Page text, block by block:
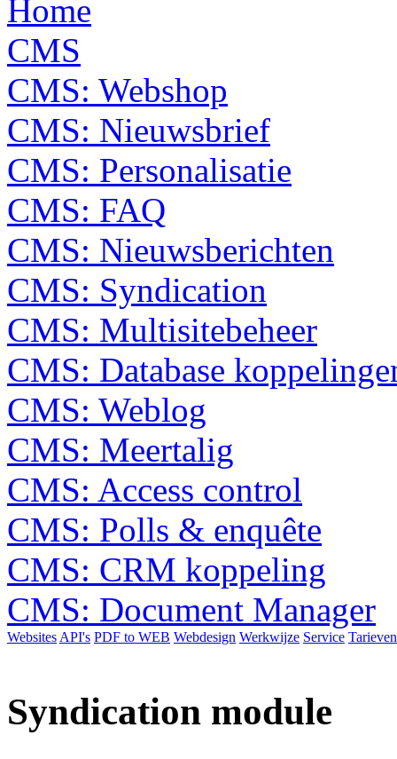
CMS
CMS: Webshop
CMS: Nieuwsbrief
CMS: Personalisatie
CMS: FAQ
CMS: Nieuwsberichten
CMS: Syndication
CMS: Multisitebeheer
CMS: Database
CMS: Weblog
CMS: Meertalig
CMS: Access control
CMS: Polls & enquête
CMS: CRM koppeling
CMS: Document Manager
Websites API's PDF to WEB Webdesign Werkwijze Service Tarieven
Syndication module